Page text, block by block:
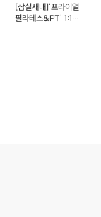
[잠실새내]'프라이얼
필라테스&PT' 1:1